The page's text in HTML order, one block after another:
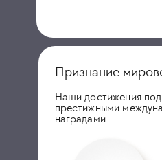
Признание
Наши достижения
престижными
наградами